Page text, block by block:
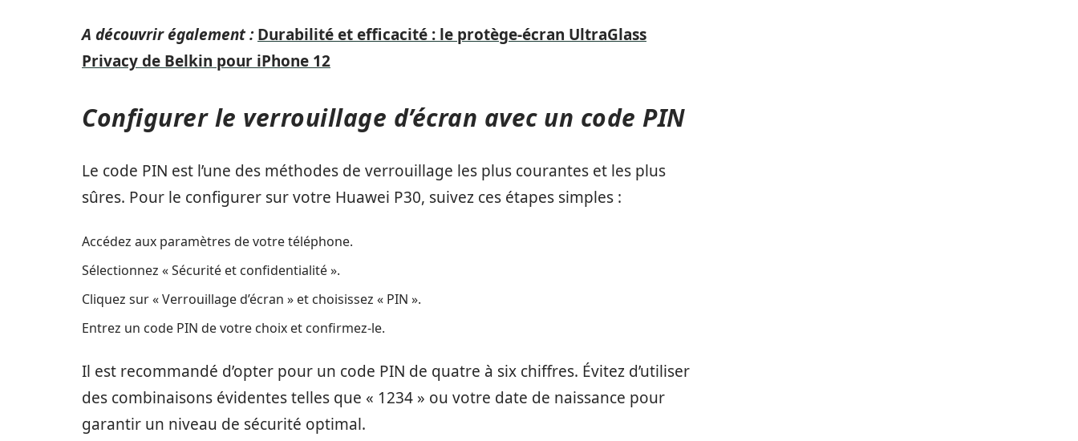
A découvrir également : Durabilité et efficacité : le protège-écran UltraGlass
Privacy de Belkin pour iPhone 12
Configurer le verrouillage d’écran avec un code PIN
Le code PIN est l’une des méthodes de verrouillage les plus courantes et les plus
sûres. Pour le configurer sur votre Huawei P30, suivez ces étapes simples :
Accédez aux paramètres de votre téléphone.
Sélectionnez « Sécurité et confidentialité ».
Cliquez sur « Verrouillage d’écran » et choisissez « PIN ».
Entrez un code PIN de votre choix et confirmez-le.
Il est recommandé d’opter pour un code PIN de quatre à six chiffres. Évitez d’utiliser
des combinaisons évidentes telles que « 1234 » ou votre date de naissance pour
garantir un niveau de sécurité optimal.